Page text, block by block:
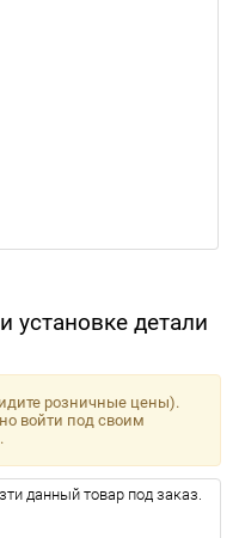
установке детали
розничные цены).
войти под своим
данный товар под заказ.